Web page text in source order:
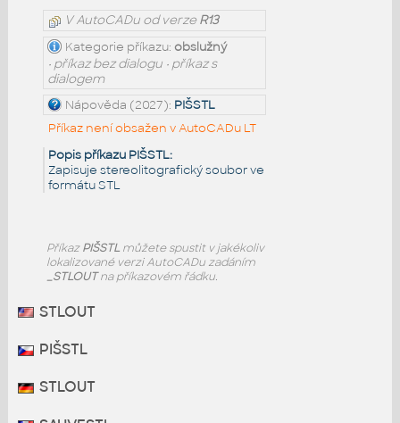
V AutoCADu od verzeR13
Kategorie příkazu: obslužný
• příkaz bez dialogu • příkaz s
dialogem
Nápověda (2027): PIŠSTL
Příkaz není obsažen v AutoCADu LT
Popis příkazu PIŠSTL:
Zapisuje stereolitografický soubor ve
formátu STL
PříkazPIŠSTLmůžete spustit v jakékoliv
lokalizované verzi AutoCADu zadáním
_STLOUTna příkazovém řádku.
STLOUT
PIŠSTL
STLOUT